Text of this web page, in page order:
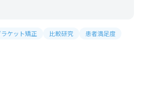
ラケット矯正 比較研究
患者満足度